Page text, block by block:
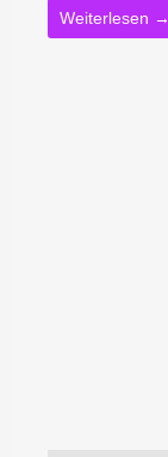
Weiterlesen →